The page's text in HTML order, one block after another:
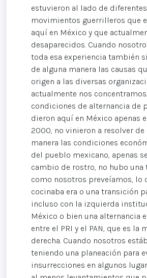
estuvieron al lado de diferentes
movimientos guerrilleros que
aquí en México y que
desaparecidos. Cuando
toda esa experiencia también
de alguna manera las causas
origen a las diversas
actualmente nos
condiciones de alternancia de
dieron aquí en México apenas
2000, no vinieron a resolver de
manera las condiciones
del pueblo mexicano, apenas
cambio de rostro, no hubo una
como nosotros preveíamos, lo
cocinaba era o una transición
incluso con la izquierda
México o bien una alternancia
entre el PRI y el PAN, que es la
derecha. Cuando nosotros
teniendo una planeación para
insurrecciones en algunos